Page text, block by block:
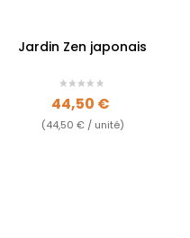
Jardin Zen japonais
Prix
44,50 €
(44,50 € / unité)